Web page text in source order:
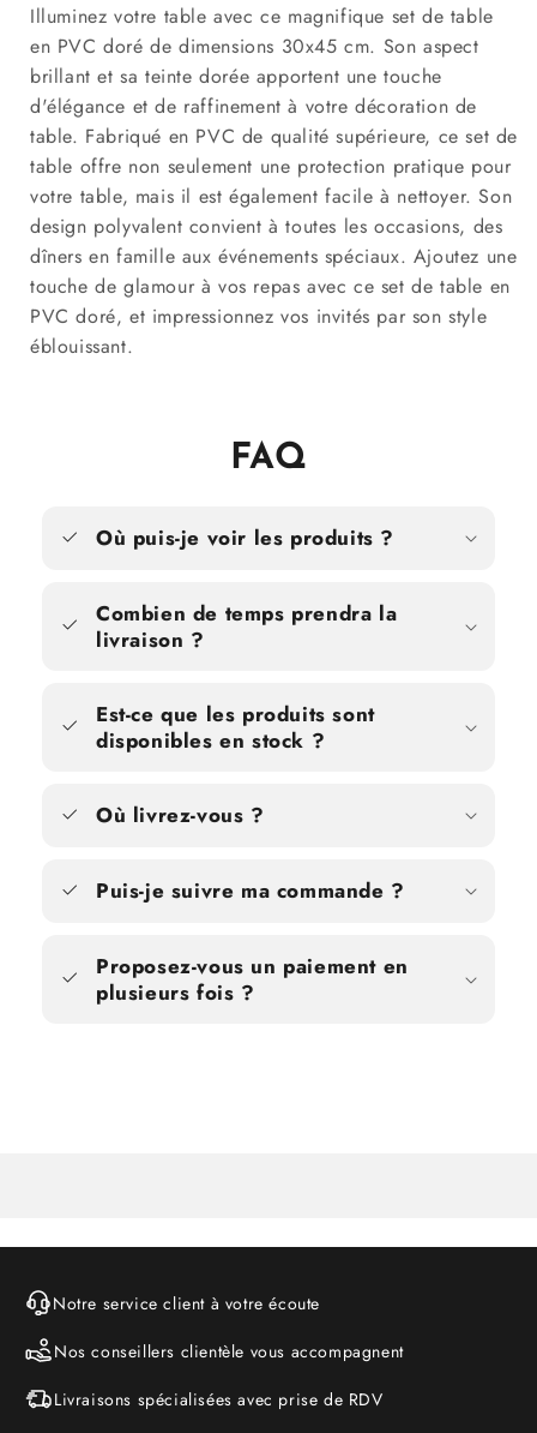
Illuminez votre table avec ce magnifique set de table
en PVC doré de dimensions 30x45 cm. Son aspect
brillant et sa teinte dorée apportent une touche
d'élégance et de raffinement à votre décoration de
table. Fabriqué en PVC de qualité supérieure, ce set de
table offre non seulement une protection pratique pour
votre table, mais il est également facile à nettoyer. Son
design polyvalent convient à toutes les occasions, des
dîners en famille aux événements spéciaux. Ajoutez une
touche de glamour à vos repas avec ce set de table en
PVC doré, et impressionnez vos invités par son style
éblouissant.
FAQ
Où puis-je voir les produits ?
Combien de temps prendra la
livraison ?
Est-ce que les produits sont
disponibles en stock ?
Où livrez-vous ?
Puis-je suivre ma commande ?
Proposez-vous un paiement en
plusieurs fois ?
Notre service client à votre écoute
Nos conseillers clientèle vous accompagnent
Livraisons spécialisées avec prise de RDV